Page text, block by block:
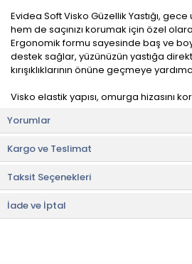
Evidea Soft Visko Güzellik Yastığı,
hem de saçınızı korumak için özel
Ergonomik formu sayesinde baş ve
destek sağlar, yüzünüzün yastığa
kırışıklıklarının önüne geçmeye
Visko elastik yapısı, omurga hizasını
kaynaklı kırılmasını önleyen pürüzsüz
vazgeçilmez bir parçası haline gelir.
Kullanım ve Bakım Bilgileri
• 30°C'de yalnızca kılıfı yıkanabilir.
• Beyazlatıcı kullanmayınız.
• Sererek kurutulur.
• Ütü yapmayınız.
Yorumlar
Kargo ve Teslimat
Taksit Seçenekleri
İade ve İptal